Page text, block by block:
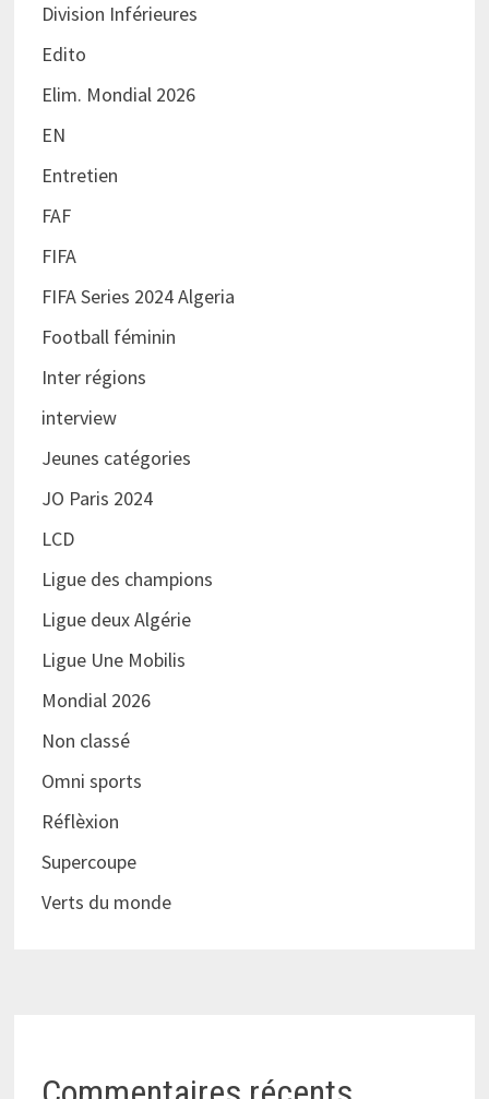
Division Inférieures
Edito
Elim. Mondial 2026
EN
Entretien
FAF
FIFA
FIFA Series 2024 Algeria
Football féminin
Inter régions
interview
Jeunes catégories
JO Paris 2024
LCD
Ligue des champions
Ligue deux Algérie
Ligue Une Mobilis
Mondial 2026
Non classé
Omni sports
Réflèxion
Supercoupe
Verts du monde